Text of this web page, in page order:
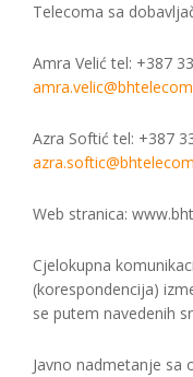
Telecoma sa
Amra Velić tel: +387
Azra Softić tel: +387
Web stranica:
Cjelokupna
(korespondencija)
se putem navedenih
Javno nadmetanje sa